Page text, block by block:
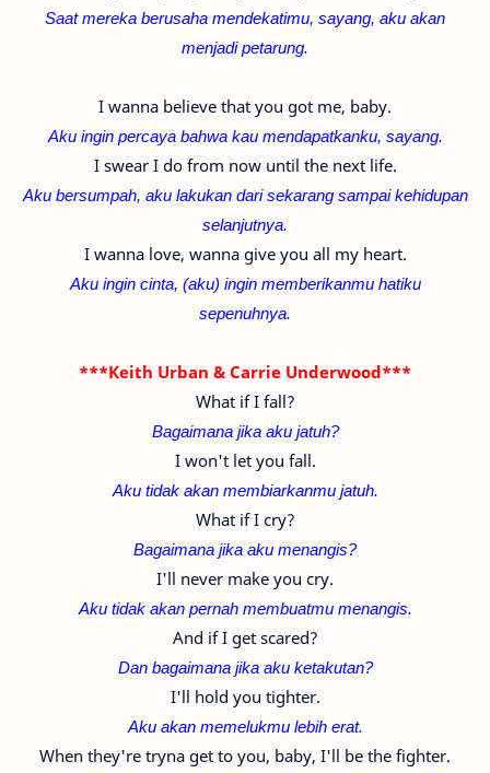
Saat mereka berusaha mendekatimu, sayang, aku akan
menjadi petarung.
I wanna believe that you got me, baby.
Aku ingin percaya bahwa kau mendapatkanku, sayang.
I swear I do from now until the next life.
Aku bersumpah, aku lakukan dari sekarang sampai kehidupan
selanjutnya.
I wanna love, wanna give you all my heart.
Aku ingin cinta, (aku) ingin memberikanmu hatiku
sepenuhnya.
***Keith Urban & Carrie Underwood***
What if I fall?
Bagaimana jika aku jatuh?
I won't let you fall.
Aku tidak akan membiarkanmu jatuh.
What if I cry?
Bagaimana jika aku menangis?
I'll never make you cry.
Aku tidak akan pernah membuatmu menangis.
And if I get scared?
Dan bagaimana jika aku ketakutan?
I'll hold you tighter.
Aku akan memelukmu lebih erat.
When they're tryna get to you, baby, I'll be the fighter.